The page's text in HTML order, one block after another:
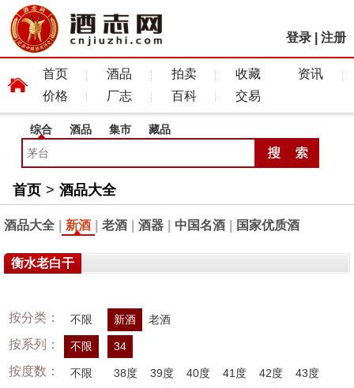
登录 注册
首页 酒品 拍卖 收藏
资讯
价格
厂志 百科 交易
综合 酒品 集市 藏品
首页 > 酒品大全
酒品大全 新酒 老酒 酒器 中国名酒 国家优质酒
衡水老白干
按分类： 不限 新酒 老酒
按系列： 不限 34
按度数： 不限 38度 39度 40度 41度 42度
43度